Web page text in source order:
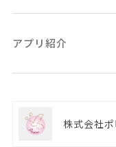
アプリ紹介
株式会社